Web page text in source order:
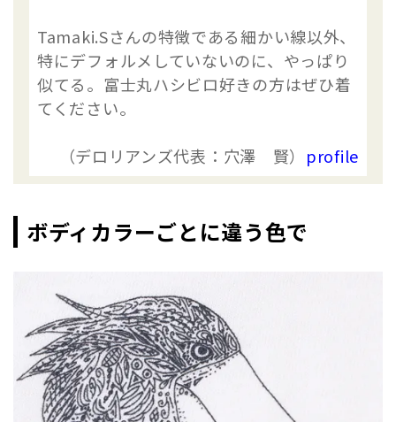
Tamaki.Sさんの特徴である細かい線以外、
特にデフォルメしていないのに、やっぱり
似てる。富士丸ハシビロ好きの方はぜひ着
てください。
（デロリアンズ代表：穴澤 賢） profile
ボディカラーごとに違う色で